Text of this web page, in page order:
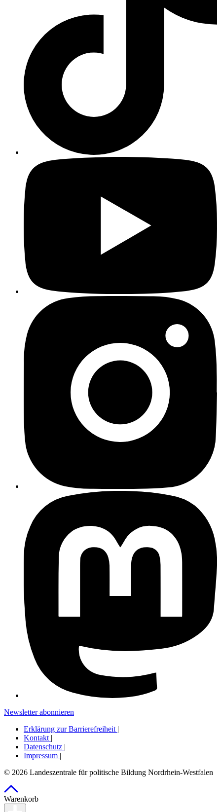
Newsletter abonnieren
Erklärung zur Barrierefreiheit |
Kontakt |
Datenschutz |
Impressum |
© 2026 Landeszentrale für politische Bildung Nordrhein-Westfalen
Warenkorb